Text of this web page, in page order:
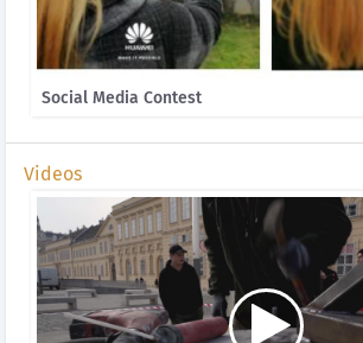
Social Media Contest
Videos